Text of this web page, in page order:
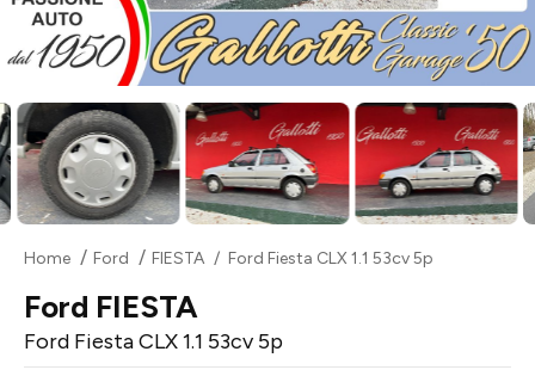
Home Ford FIESTA Ford Fiesta CLX 1.1 53cv 5p
Ford FIESTA
Ford Fiesta CLX 1.1 53cv 5p